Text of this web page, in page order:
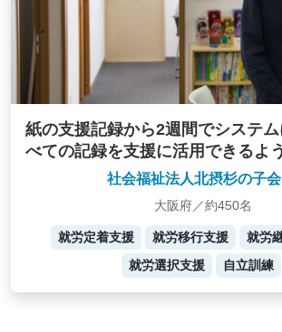
紙の支援記録から2週間でシステ
べての記録を支援に活用できるよ
社会福祉法人北摂杉の子
大阪府／約450名
就労定着支援 就労移行支援
就労
就労選択支援
自立訓練